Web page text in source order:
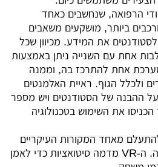
הרפואה, שנחשבים כאחד
ביותר, מושקעים משאבים
את המידע. מכיוון שכל
אחת עם השנייה ניתן באמצעות
מערכת אחת להתרכז בה, וממנה
ולכלל הגוף. ראיית האלמנטים
ההבנה של הסטודנטים ויש מספר
את השימוש בטכנולוגיה
מאחד המקורות העיקריים
של התחום – מלחמה. ה-VR מדמה סיטואציות כדי לאמן